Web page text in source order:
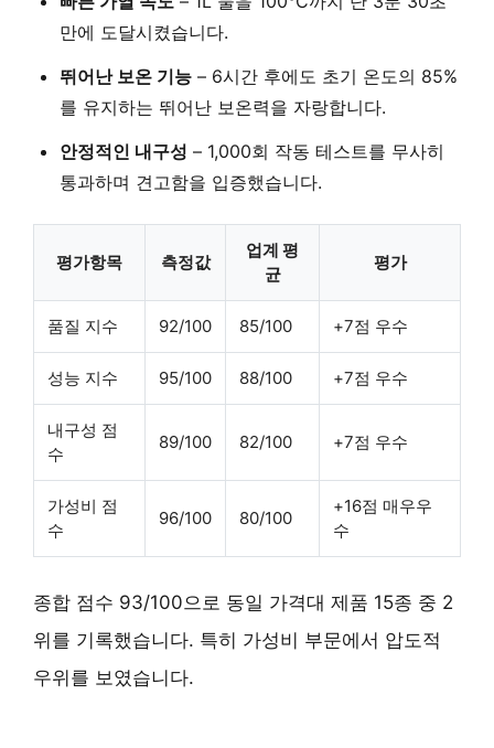
만에 도달시켰습니다.
뛰어난 보온 기능 – 6시간 후에도 초기 온도의 85%
를 유지하는 뛰어난 보온력을 자랑합니다.
안정적인 내구성 – 1,000회 작동 테스트를 무사히
통과하며 견고함을 입증했습니다.
평가항목 측정값
업계 평
균
평가
품질 지수 92/100 85/100 +7점 우수
성능 지수 95/100 88/100 +7점 우수
내구성 점
수
89/100 82/100 +7점 우수
가성비 점
수
96/100 80/100
+16점 매우우
수
종합 점수 93/100으로 동일 가격대 제품 15종 중 2
위를 기록했습니다. 특히 가성비 부문에서 압도적
우위를 보였습니다.